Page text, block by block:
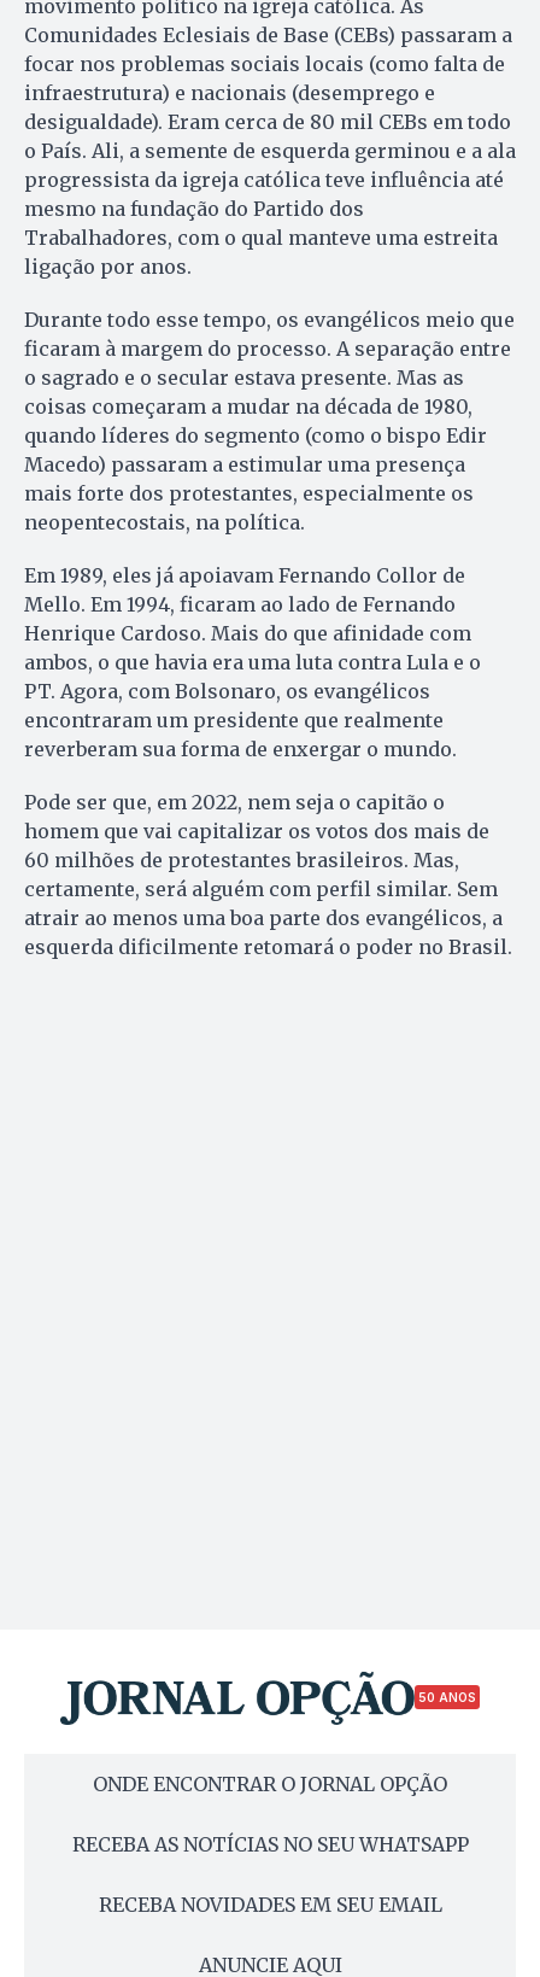
movimento político na igreja católica. As
Comunidades Eclesiais de Base (CEBs) passaram a
focar nos problemas sociais locais (como falta de
infraestrutura) e nacionais (desemprego e
desigualdade). Eram cerca de 80 mil CEBs em todo
o País. Ali, a semente de esquerda germinou e a ala
progressista da igreja católica teve influência até
mesmo na fundação do Partido dos
Trabalhadores, com o qual manteve uma estreita
ligação por anos.
Durante todo esse tempo, os evangélicos meio que
ficaram à margem do processo. A separação entre
o sagrado e o secular estava presente. Mas as
coisas começaram a mudar na década de 1980,
quando líderes do segmento (como o bispo Edir
Macedo) passaram a estimular uma presença
mais forte dos protestantes, especialmente os
neopentecostais, na política.
Em 1989, eles já apoiavam Fernando Collor de
Mello. Em 1994, ficaram ao lado de Fernando
Henrique Cardoso. Mais do que afinidade com
ambos, o que havia era uma luta contra Lula e o
PT. Agora, com Bolsonaro, os evangélicos
encontraram um presidente que realmente
reverberam sua forma de enxergar o mundo.
Pode ser que, em 2022, nem seja o capitão o
homem que vai capitalizar os votos dos mais de
60 milhões de protestantes brasileiros. Mas,
certamente, será alguém com perfil similar. Sem
atrair ao menos uma boa parte dos evangélicos, a
esquerda dificilmente retomará o poder no Brasil.
50 ANOS
ONDE ENCONTRAR O JORNAL OPÇÃO
RECEBA AS NOTÍCIAS NO SEU WHATSAPP
RECEBA NOVIDADES EM SEU EMAIL
ANUNCIE AQUI